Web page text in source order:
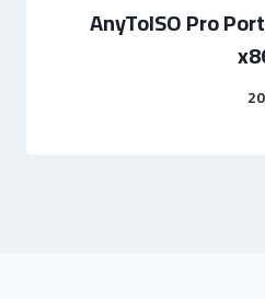
AnyToISO Pro